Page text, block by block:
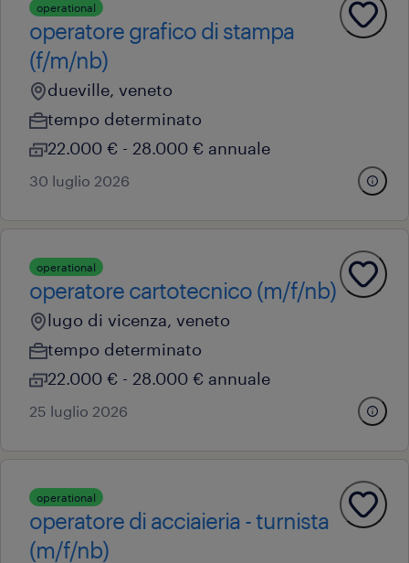
operational
operatore grafico di stampa
(f/m/nb)
dueville, veneto
tempo determinato
22.000 € - 28.000 € annuale
30 luglio 2026
operational
operatore cartotecnico (m/f/nb)
lugo di vicenza, veneto
tempo determinato
22.000 € - 28.000 € annuale
25 luglio 2026
operational
operatore di acciaieria - turnista
(m/f/nb)